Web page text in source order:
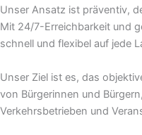
Unser Ansatz ist präventiv,
Mit 24/7-Erreichbarkeit und
schnell und flexibel auf jede
Unser Ziel ist es, das
von Bürgerinnen und
Verkehrsbetrieben und